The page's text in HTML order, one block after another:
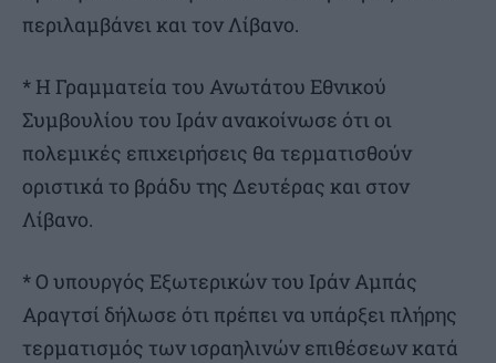
περιλαμβάνει και τον Λίβανο.
* Η Γραμματεία του Ανωτάτου Εθνικού
Συμβουλίου του Ιράν ανακοίνωσε ότι οι
πολεμικές επιχειρήσεις θα τερματισθούν
οριστικά το βράδυ της Δευτέρας και στον
Λίβανο.
* Ο υπουργός Εξωτερικών του Ιράν Αμπάς
Αραγτσί δήλωσε ότι πρέπει να υπάρξει πλήρης
τερματισμός των ισραηλινών επιθέσεων κατά